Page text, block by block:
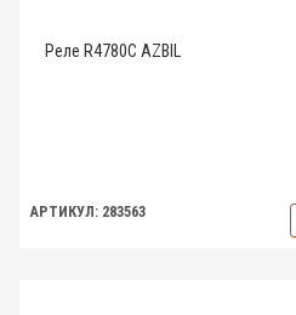
Реле R4780C AZBIL
АРТИКУЛ: 283563